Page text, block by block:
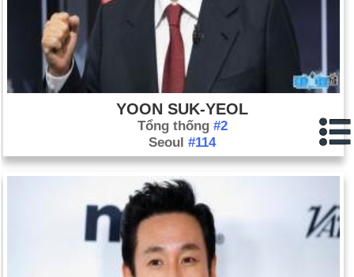
YOON SUK-YEOL
Tổng thống #2
Seoul #114